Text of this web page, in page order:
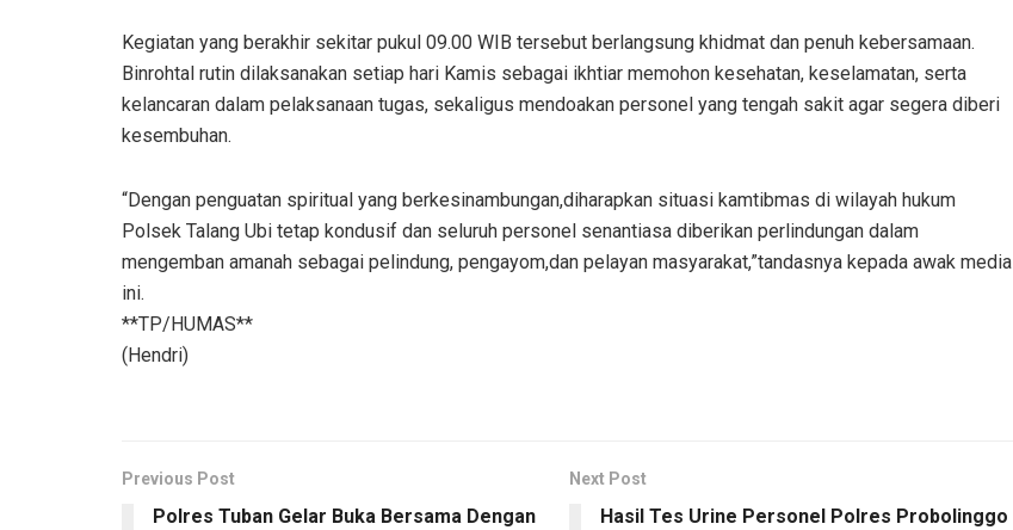
Kegiatan yang berakhir sekitar pukul 09.00 WIB tersebut berlangsung khidmat dan penuh kebersamaan.
Binrohtal rutin dilaksanakan setiap hari Kamis sebagai ikhtiar memohon kesehatan, keselamatan, serta
kelancaran dalam pelaksanaan tugas, sekaligus mendoakan personel yang tengah sakit agar segera diberi
kesembuhan.
“Dengan penguatan spiritual yang berkesinambungan,diharapkan situasi kamtibmas di wilayah hukum
Polsek Talang Ubi tetap kondusif dan seluruh personel senantiasa diberikan perlindungan dalam
mengemban amanah sebagai pelindung, pengayom,dan pelayan masyarakat,”tandasnya kepada awak media
ini.
**TP/HUMAS**
(Hendri)
Previous Post
Polres Tuban Gelar Buka Bersama Dengan
Next Post
​Hasil Tes Urine Personel Polres Probolinggo